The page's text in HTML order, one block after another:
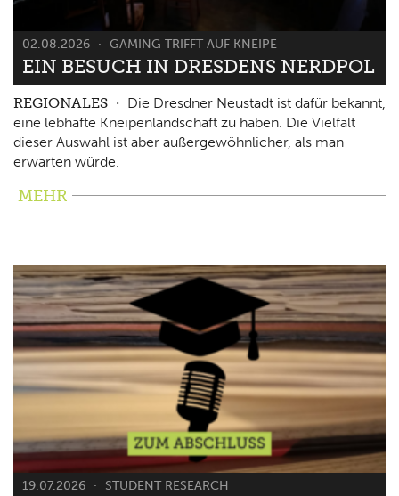
02.08.2026 GAMING TRIFFT AUF KNEIPE
EIN BESUCH IN DRESDENS NERDPOL
REGIONALES
Die Dresdner Neustadt ist dafür bekannt,
eine lebhafte Kneipenlandschaft zu haben. Die Vielfalt
dieser Auswahl ist aber außergewöhnlicher, als man
erwarten würde.
MEHR
19.07.2026 STUDENT RESEARCH